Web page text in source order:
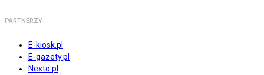
PARTNERZY
E-kiosk.pl
E-gazety.pl
Nexto.pl